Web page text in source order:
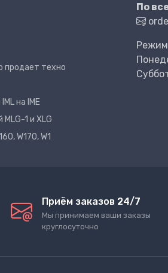
продает техно
на IME
1 и XLG
W170, W1
По
Приём заказов 24/7
Мы принимаем ваши заказы
круглосуточно